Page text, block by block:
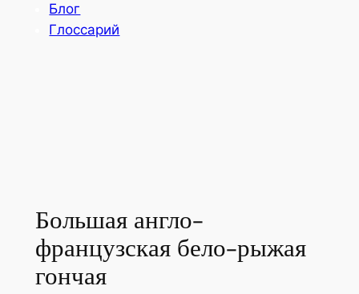
Блог
Глоссарий
Большая англо-
французская бело-рыжая
гончая